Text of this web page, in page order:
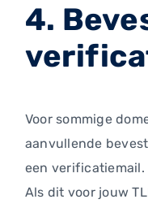
4.
Voor sommige
aanvullende
een verificatiemail.
Als dit voor jouw